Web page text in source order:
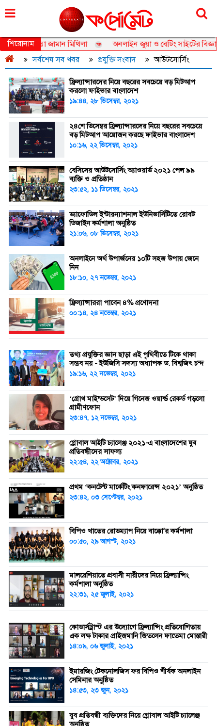
রোববার, ০৯ আগস্ট ২০২৬, ২৫ শ্রাবণ ১৪৩৩
শিরোনাম
তানজিয়া জামান মিথিলা
অনলাইন জুয়া ও বেটিং সাইটের
সর্বশেষ সব খবর
প্রযুক্তি সংবাদ আউটসোর্সিং
ফ্রিল্যান্সারদের নিয়ে বছরের সবচেয়ে বড় মিটআপ
করলো ফাইভার বাংলাদেশ
১৯:৪৪, ২৮ ডিসেম্বর, ২০২১
২৪শে ডিসেম্বর ফ্রিল্যান্সারদের নিয়ে বছরের সবচেয়ে
বড় মিটআপ আয়োজন করছে ফাইভার বাংলাদেশ
১০:১৬, ২২ ডিসেম্বর, ২০২১
বেসিসের আউটসোর্সিং অ্যাওয়ার্ড ২০২১ পেল ৯৯
ব্যক্তি ও প্রতিষ্ঠান
২৩:৫২, ১১ ডিসেম্বর, ২০২১
ড্যাফোডিল ইন্টারন্যাশনাল ইউনিভার্সিটিতে রোবট
ডিজাইন কর্মশালা অনুষ্ঠিত
২১:০৬, ০৮ ডিসেম্বর, ২০২১
অনলাইনে অর্থ উপার্জনের ১০টি সহজ উপায় জেনে
নিন
১৮:১০, ২৭ নভেম্বর, ২০২১
ফ্রিল্যান্সাররা পাবেন ৪% প্রণোদনা
০০:১৪, ২৪ নভেম্বর, ২০২১
তথ্য প্রযুক্তির জ্ঞান ছাড়া এই পৃথিবীতে টিকে থাকা
সম্ভব নয় - ইউজিসি সদস্য অধ্যাপক ড. বিশ্বজিৎ চন্দ
১৯:১৬, ২২ নভেম্বর, ২০২১
‘গ্রোথ মাইন্ডসেট’ দিয়ে গিনেজ ওয়ার্ল্ড রেকর্ড গড়লো
গ্রামীণফোন
২৩:৪৭, ১২ নভেম্বর, ২০২১
গ্লোবাল আইটি চ্যালেঞ্জ ২০২১-এ বাংলাদেশের যুব
প্রতিবন্ধীদের সাফল্য
২২:৫৪, ২২ অক্টোবর, ২০২১
প্রথম ‘কনটেন্ট মার্কেটিং কনফারেন্স ২০২১’ অনুষ্ঠিত
২৩:৪২, ০৩ সেপ্টেম্বর, ২০২১
বিপিও খাতের রোডম্যাপ নিয়ে বাক্কো'র কর্মশালা
০০:৫০, ২৯ আগস্ট, ২০২১
মালয়েশিয়াতে প্রবাসী নারীদের নিয়ে ফ্রিল্যান্সিং
কর্মশালা অনুষ্ঠিত
২২:৩১, ২৫ জুলাই, ২০২১
কোডার্সট্রাস্ট এর উদ্যোগে ফ্রিল্যান্সিং প্রতিযোগিতায়
এক লক্ষ টাকার প্রাইজমানি জিতলেন ফাতেমা মোস্তারী
১৪:০৯, ০৬ জুলাই, ২০২১
ইমারজিং টেকনোলজিস ফর বিপিও শীর্ষক অনলাইন
সেমিনার অনুষ্ঠিত
১৪:৫৩, ২৩ জুন, ২০২১
যুব প্রতিবন্ধী ব্যক্তিদের নিয়ে গ্লোবাল আইটি চ্যালেঞ্জ
অনুষ্ঠিত